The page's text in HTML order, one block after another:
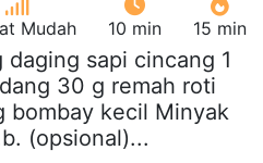
Mudah 10 min 15 min
daging sapi cincang 1
30 g remah roti
bombay kecil Minyak
(opsional)...